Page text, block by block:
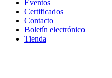
Eventos
Certificados
Contacto
Boletín electrónico
Tienda